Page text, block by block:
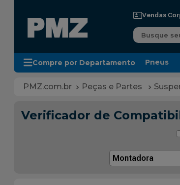
Vendas
Busque
Compre por Departamento Pneus
Peças e Partes
Verificador de
Montadora